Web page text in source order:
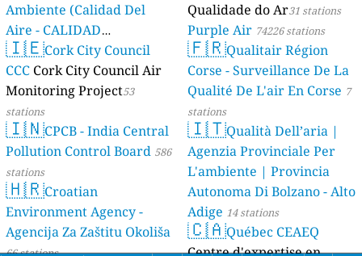
Ambiente (Calidad Del
Aire - CALIDAD
AMBIENTAL) 23 stations
🇮🇪Cork City Council
CCC Cork City Council Air
Monitoring Project53
stations
🇮🇳CPCB - India Central
Pollution Control Board 586
stations
🇭🇷Croatian
Environment Agency -
Agencija Za Zaštitu Okoliša
66 stations
Qualidade do Ar31 stations
Purple Air 74226 stations
🇫🇷Qualitair Région
Corse - Surveillance De La
Qualité De L'air En Corse 7
stations
🇮🇹Qualità Dell’aria |
Agenzia Provinciale Per
L'ambiente | Provincia
Autonoma Di Bolzano - Alto
Adige 14 stations
🇨🇦Québec CEAEQ
Centre d'expertise en